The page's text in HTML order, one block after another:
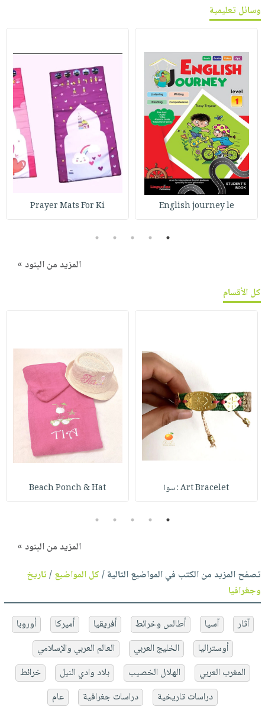
وسائل تعليمية
English journey le
Prayer Mats For Ki
1
2
3
4
5
المزيد من البنود »
كل الأقسام
Art Bracelet : سوا Beach Ponch & Hat
1
2
3
4
5
المزيد من البنود »
تصفح المزيد من الكتب في المواضيع التالية /كل المواضيع/تاريخ
وجغرافيا
آثار آسيا أطالس وخرائط أفريقيا أميركا
أوروبا
أوستراليا
الخليج العربي
العالم العربي والإسلامي
المغرب العربي
الهلال الخصيب بلاد وادي النيل
خرائط
دراسات تاريخية
دراسات جغرافية عام